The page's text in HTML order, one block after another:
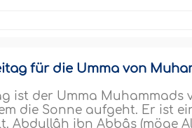
für die Umma von
ist der Umma
die Sonne aufgeht. Er ist
Abdullâh ibn Abbâs (möge